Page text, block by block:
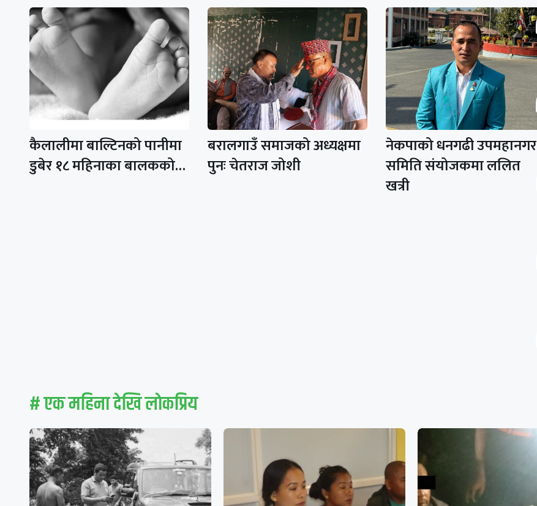
कैलालीमा बाल्टिनको पानीमा
डुबेर १८ महिनाका बालकको…
बरालगाउँ समाजको अध्यक्षमा
पुनः चेतराज जोशी
नेकपाको धनगढी उपमहानगर
समिति संयोजकमा ललित
खत्री
# एक महिना देखि लाेकप्रिय